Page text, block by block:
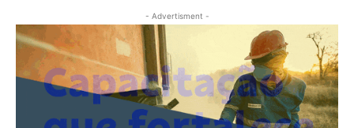
- Advertisment -